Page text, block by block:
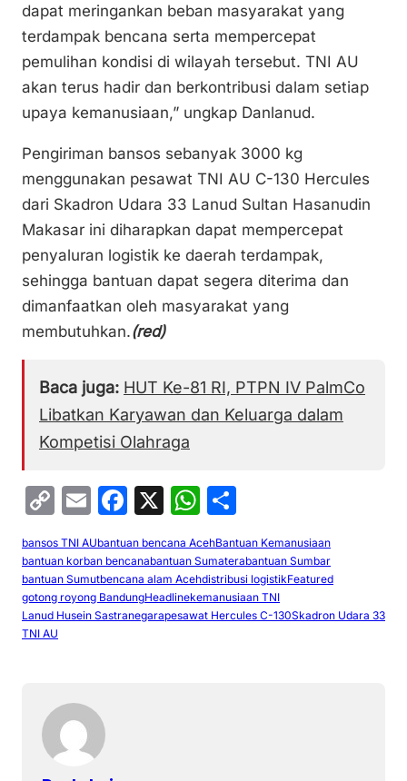
dapat meringankan beban masyarakat yang
terdampak bencana serta mempercepat
pemulihan kondisi di wilayah tersebut. TNI AU
akan terus hadir dan berkontribusi dalam setiap
upaya kemanusiaan,” ungkap Danlanud.
Pengiriman bansos sebanyak 3000 kg
menggunakan pesawat TNI AU C-130 Hercules
dari Skadron Udara 33 Lanud Sultan Hasanudin
Makasar ini diharapkan dapat mempercepat
penyaluran logistik ke daerah terdampak,
sehingga bantuan dapat segera diterima dan
dimanfaatkan oleh masyarakat yang
membutuhkan.(red)
Baca juga: HUT Ke-81 RI, PTPN IV PalmCo
Libatkan Karyawan dan Keluarga dalam
Kompetisi Olahraga
C
o
p
y
Li
n
E
m
ai
l
F
a
c
e
b
X
W
h
at
s
A
h
ar
e
bansos TNI AUbantuan bencana AcehBantuan Kemanusiaan
bantuan korban bencanabantuan Sumaterabantuan Sumbar
bantuan Sumutbencana alam Acehdistribusi logistikFeatured
gotong royong BandungHeadlinekemanusiaan TNI
Lanud Husein Sastranegarapesawat Hercules C-130Skadron Udara 33
TNI AU